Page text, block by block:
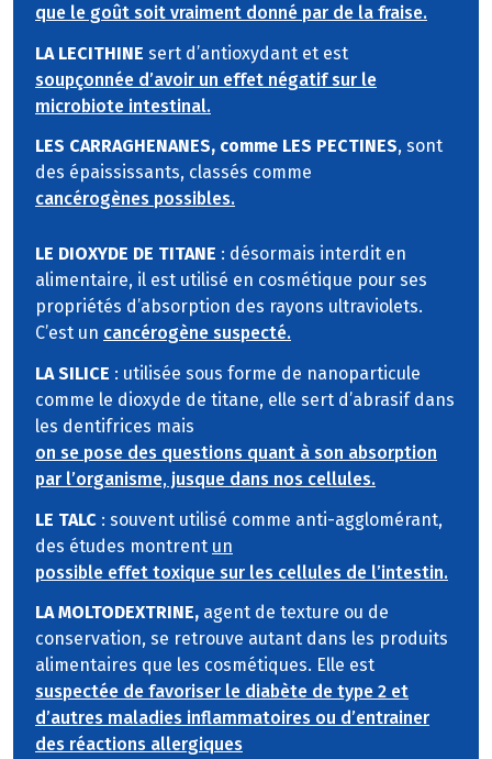
que le goût soit vraiment donné par de la fraise.
LA LECITHINE sert d’antioxydant et est
soupçonnée d’avoir un effet négatif sur le
microbiote intestinal.
LES CARRAGHENANES, comme LES PECTINES, sont
des épaississants, classés comme
cancérogènes possibles.
LE DIOXYDE DE TITANE : désormais interdit en
alimentaire, il est utilisé en cosmétique pour ses
propriétés d’absorption des rayons ultraviolets.
C’est un cancérogène suspecté.
LA SILICE : utilisée sous forme de nanoparticule
comme le dioxyde de titane, elle sert d’abrasif dans
les dentifrices mais
on se pose des questions quant à son absorption
par l’organisme, jusque dans nos cellules.
LE TALC : souvent utilisé comme anti-agglomérant,
des études montrent un
possible effet toxique sur les cellules de l’intestin.
LA MOLTODEXTRINE, agent de texture ou de
conservation, se retrouve autant dans les produits
alimentaires que les cosmétiques. Elle est
suspectée de favoriser le diabète de type 2 et
d’autres maladies inflammatoires ou d’entrainer
des réactions allergiques